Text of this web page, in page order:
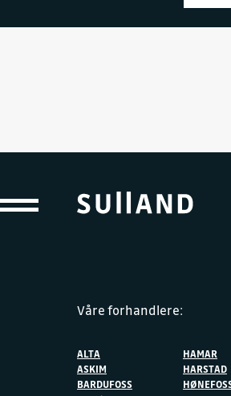
Våre forhandlere:
ALTA
ASKIM
BARDUFOSS
HAMAR
HARSTAD